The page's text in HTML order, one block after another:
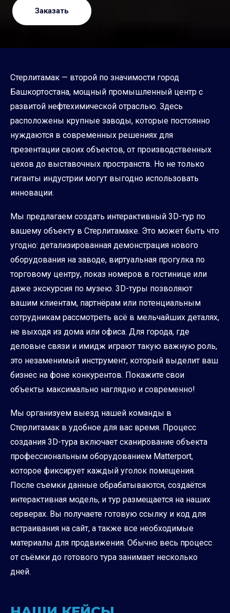
Заказать
Стерлитамак — второй по значимости город
Башкортостана, мощный промышленный центр с
развитой нефтехимической отраслью. Здесь
расположены крупные заводы, которые постоянно
нуждаются в современных решениях для
презентации своих объектов, от производственных
цехов до выставочных пространств. Но не только
гиганты индустрии могут выгодно использовать
инновации.
Мы предлагаем создать интерактивный 3D-тур по
вашему объекту в Стерлитамаке. Это может быть что
угодно: детализированная демонстрация нового
оборудования на заводе, виртуальная прогулка по
торговому центру, показ номеров в гостинице или
даже экскурсия по музею. 3D-туры позволяют
вашим клиентам, партнёрам или потенциальным
сотрудникам рассмотреть всё в мельчайших деталях,
не выходя из дома или офиса. Для города, где
деловые связи и имидж играют такую важную роль,
это незаменимый инструмент, который выделит ваш
бизнес на фоне конкурентов. Покажите свои
объекты максимально наглядно и современно!
Мы организуем выезд нашей команды в
Стерлитамак в удобное для вас время. Процесс
создания 3D-тура включает сканирование объекта
профессиональным оборудованием Matterport,
которое фиксирует каждый уголок помещения.
После съемки данные обрабатываются, создаётся
интерактивная модель, и тур размещается на наших
серверах. Вы получаете готовую ссылку и код для
встраивания на сайт, а также все необходимые
материалы для продвижения. Обычно весь процесс
от съёмки до готового тура занимает несколько
дней.